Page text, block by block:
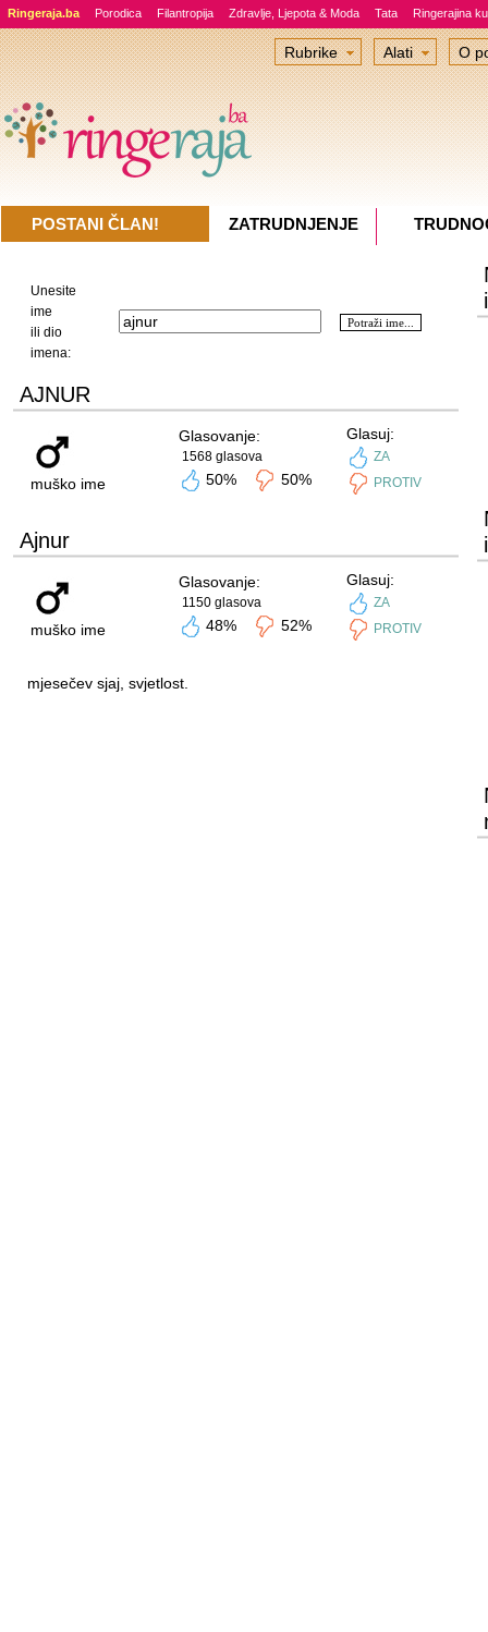
Ringeraja.ba Porodica Filantropija Zdravlje, Ljepota & Moda Tata Ringerajina
Unesite
ime
ili dio
imena:
AJNUR
muško ime
Glasovanje:
1568 glasova
50% 50%
Glasuj:
ZA
PROTIV
Ajnur
muško ime
Glasovanje:
1150 glasova
48% 52%
Glasuj:
ZA
PROTIV
mjesečev sjaj, svjetlost.
Rubrike Alati O
POSTANI ČLAN! ZATRUDNJENJE